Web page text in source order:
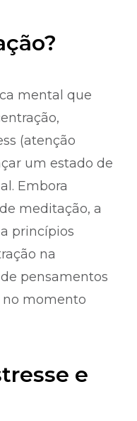
mental que
(atenção
um estado de
Embora
meditação, a
princípios
na
pensamentos
momento
e